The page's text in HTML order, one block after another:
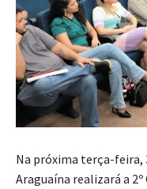
Na próxima terça-feira,
Araguaína realizará a